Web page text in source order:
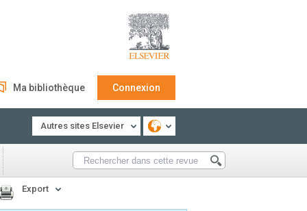
Ma bibliothèque Connexion
Autres sites Elsevier
Export